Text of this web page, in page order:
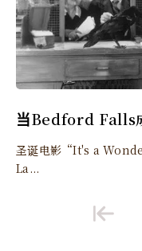
当Bedford
圣诞电影“It's a
La...